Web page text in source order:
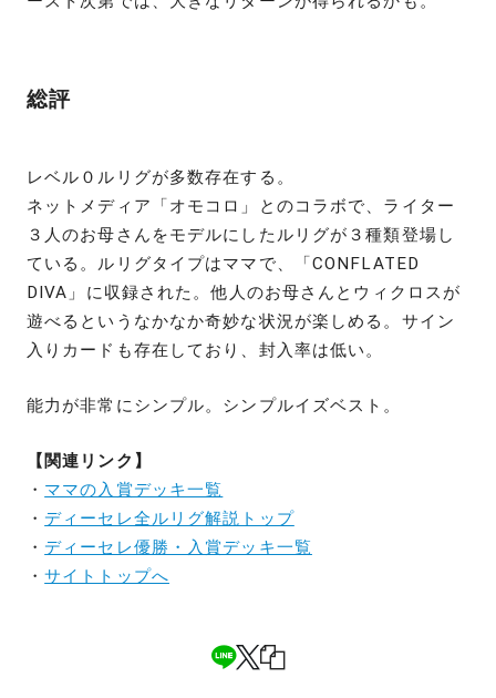
総評
レベル０ルリグが多数存在する。
ネットメディア「オモコロ」とのコラボで、ライター
３人のお母さんをモデルにしたルリグが３種類登場し
ている。ルリグタイプはママで、「CONFLATED
DIVA」に収録された。他人のお母さんとウィクロスが
遊べるというなかなか奇妙な状況が楽しめる。サイン
入りカードも存在しており、封入率は低い。
能力が非常にシンプル。シンプルイズベスト。
【関連リンク】
・ ママの入賞デッキ一覧
・ ディーセレ全ルリグ解説トップ
・ ディーセレ優勝・入賞デッキ一覧
・サイトトップへ